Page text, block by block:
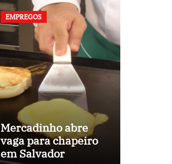
EMPREGOS
Mercadinho abre
vaga para chapeiro
em Salvador